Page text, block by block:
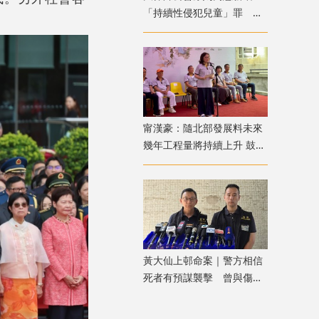
「持續性侵犯兒童」罪 強
調須有嚴格程序保障措施
甯漢豪：隨北部發展料未來
幾年工程量將持續上升 鼓勵
青年積極裝備自己
黃大仙上邨命案｜警方相信
死者有預謀襲擊 曾與傷者